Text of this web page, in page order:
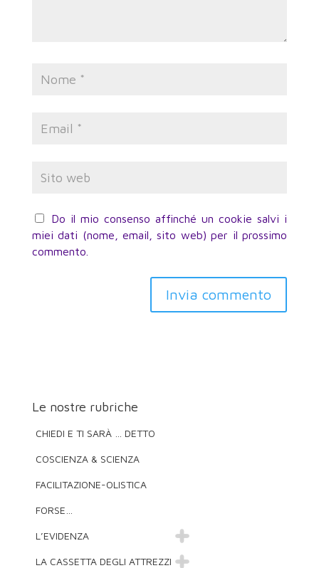
Do il mio consenso affinché un cookie salvi i
miei dati (nome, email, sito web) per il prossimo
commento.
Invia commento
Le nostre rubriche
CHIEDI E TI SARÀ … DETTO
COSCIENZA & SCIENZA
FACILITAZIONE-OLISTICA
FORSE…
L’EVIDENZA
LA CASSETTA DEGLI ATTREZZI